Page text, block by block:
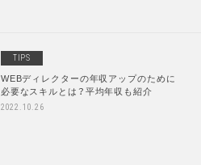
TIPS
WEBディレクターの年収アップのために
必要なスキルとは？平均年収も紹介
2022.10.26